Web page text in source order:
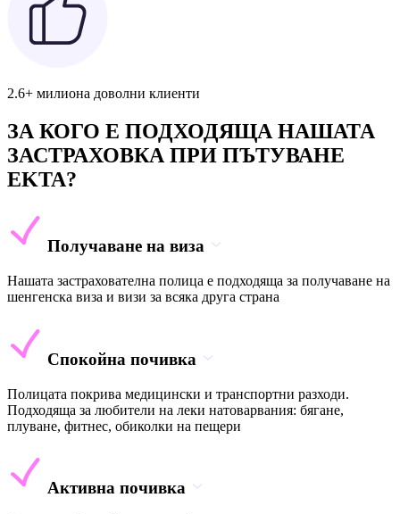
2.6+ милиона доволни клиенти
ЗА КОГО Е ПОДХОДЯЩА НАШАТА
ЗАСТРАХОВКА ПРИ ПЪТУВАНЕ
EKTA?
Получаване на виза
Нашата застрахователна полица е подходяща за получаване на
шенгенска виза и визи за всяка друга страна
Спокойна почивка
Полицата покрива медицински и транспортни разходи.
Подходяща за любители на леки натоварвания: бягане,
плуване, фитнес, обиколки на пещери
Активна почивка